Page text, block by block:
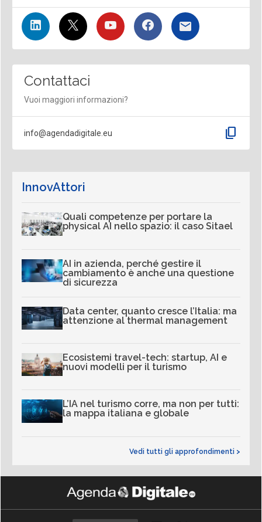
Contattaci
Vuoi maggiori informazioni?
info@agendadigitale.eu content_copy
InnovAttori
Quali competenze per portare la
physical AI nello spazio: il caso Sitael
AI in azienda, perché gestire il
cambiamento è anche una questione
di sicurezza
Data center, quanto cresce l’Italia: ma
attenzione al thermal management
Ecosistemi travel-tech: startup, AI e
nuovi modelli per il turismo
L’IA nel turismo corre, ma non per tutti:
la mappa italiana e globale
Vedi tutti gli approfondimenti >